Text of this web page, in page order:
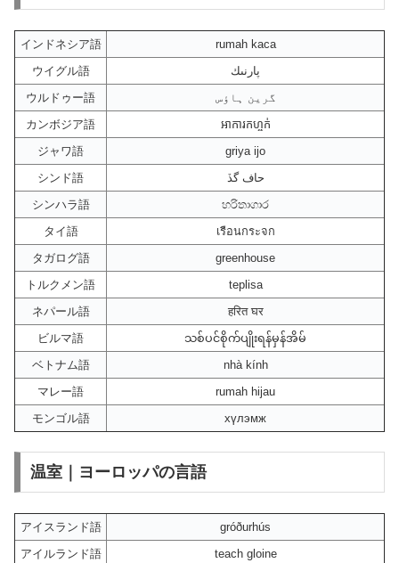
インドネシア語
rumah kaca
ウイグル語
پارنىك
ウルドゥー語
گرین ہاؤس
カンボジア語
អាការកហ្ចក់
ジャワ語
griya ijo
シンド語
حاف گڏ
シンハラ語
හරිතාගාර
タイ語
เรือนกระจก
タガログ語
greenhouse
トルクメン語
teplisa
ネパール語
हरित घर
ビルマ語
သစ်ပင်စိုက်ပျိုးရန်မှန်အိမ်
ベトナム語
nhà kính
マレー語
rumah hijau
モンゴル語
хүлэмж
温室｜ヨーロッパの言語
アイスランド語
gróðurhús
アイルランド語
teach gloine